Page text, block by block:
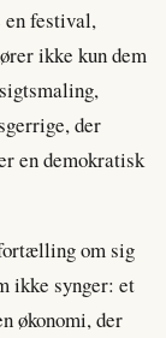
en festival,
ikke kun dem
der
en demokratisk
om sig
ikke synger: et
økonomi, der